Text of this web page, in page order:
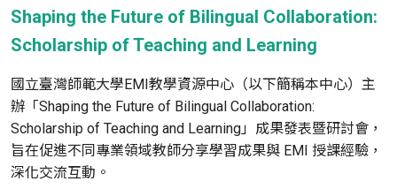
Shaping the Future of Bilingual Collaboration:
Scholarship of Teaching and Learning
國立臺灣師範大學EMI教學資源中心（以下簡稱本中心） 主
辦「Shaping the Future of Bilingual Collaboration:
Scholarship of Teaching and Learning」成果發表暨研討會，
旨在促進不同專業領域教師分享學習成果與 EMI 授課經驗，
深化交流互動。